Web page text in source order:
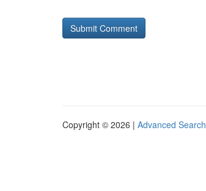
Copyright © 2026 | Advanced Search